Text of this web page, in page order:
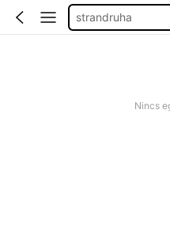
strandruha
Nincs